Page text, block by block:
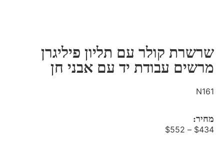
שרשרת קולר עם תליון פיליגרן
מרשים עבודת יד עם אבני חן
N161
מחיר:
$434
–
$552